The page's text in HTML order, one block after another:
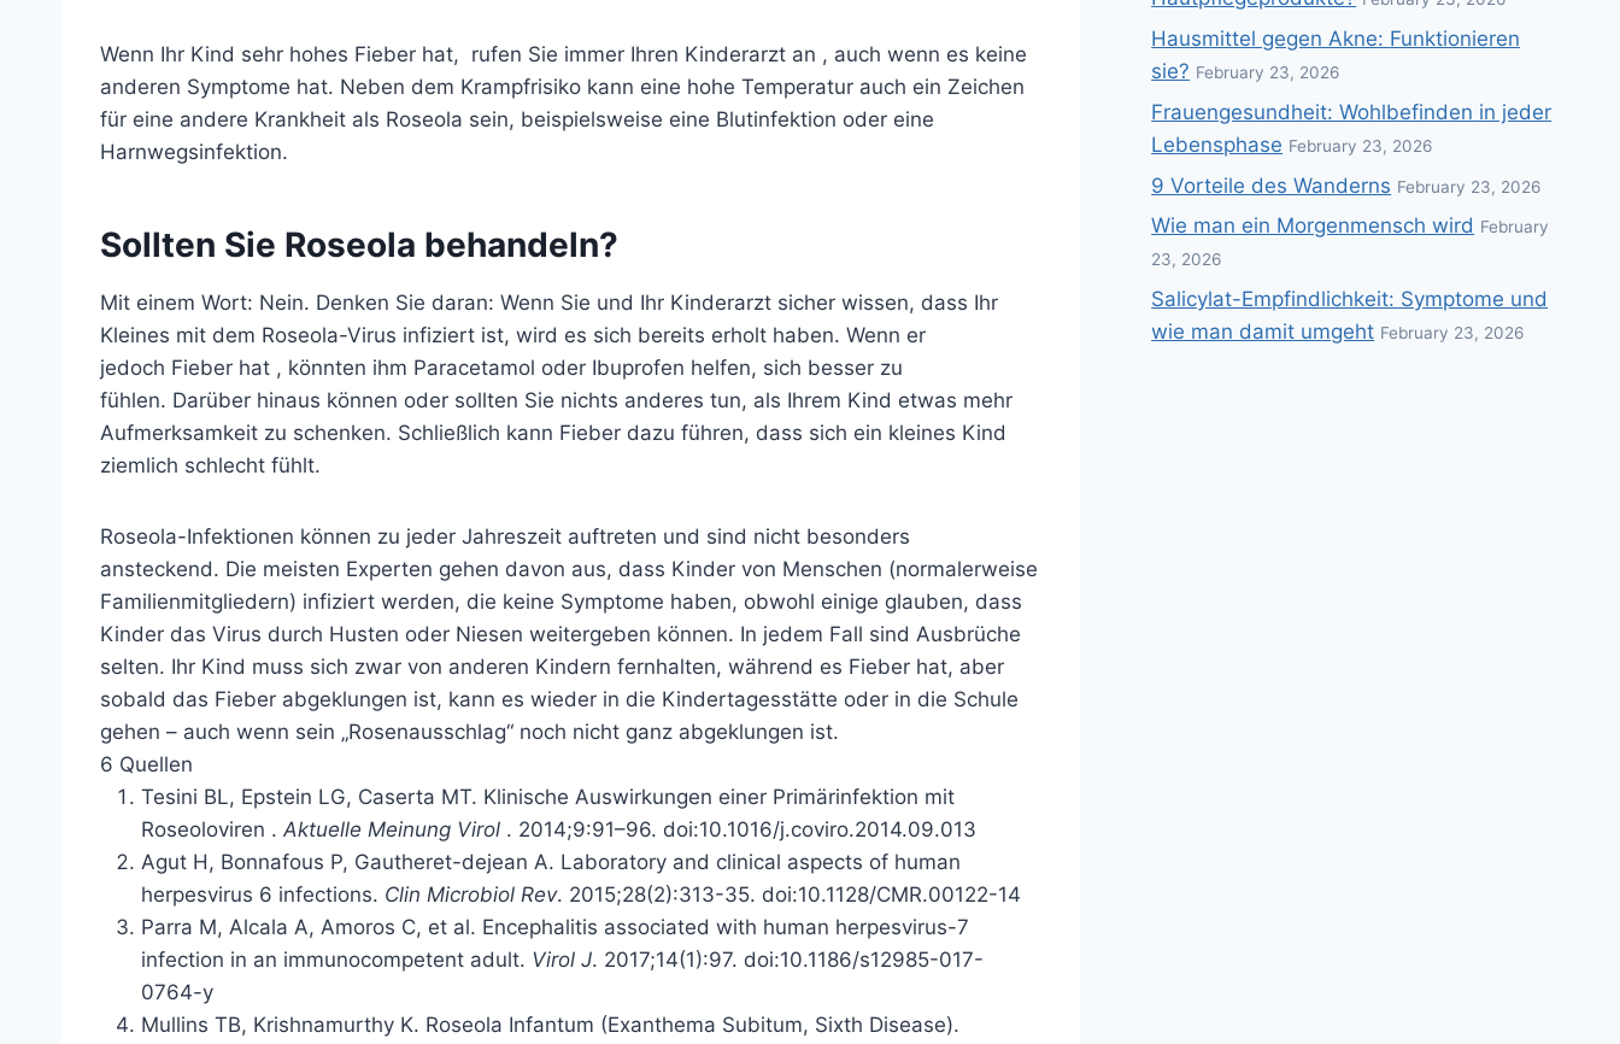
Wenn Ihr Kind sehr hohes Fieber hat, rufen Sie immer Ihren Kinderarzt an , auch wenn es keine
anderen Symptome hat. Neben dem Krampfrisiko kann eine hohe Temperatur auch ein Zeichen
für eine andere Krankheit als Roseola sein, beispielsweise eine Blutinfektion oder eine
Harnwegsinfektion.
Sollten Sie Roseola behandeln?
Mit einem Wort: Nein. Denken Sie daran: Wenn Sie und Ihr Kinderarzt sicher wissen, dass Ihr
Kleines mit dem Roseola-Virus infiziert ist, wird es sich bereits erholt haben. Wenn er
jedoch Fieber hat , könnten ihm Paracetamol oder Ibuprofen helfen, sich besser zu
fühlen. Darüber hinaus können oder sollten Sie nichts anderes tun, als Ihrem Kind etwas mehr
Aufmerksamkeit zu schenken. Schließlich kann Fieber dazu führen, dass sich ein kleines Kind
ziemlich schlecht fühlt.
Roseola-Infektionen können zu jeder Jahreszeit auftreten und sind nicht besonders
ansteckend. Die meisten Experten gehen davon aus, dass Kinder von Menschen (normalerweise
Familienmitgliedern) infiziert werden, die keine Symptome haben, obwohl einige glauben, dass
Kinder das Virus durch Husten oder Niesen weitergeben können. In jedem Fall sind Ausbrüche
selten. Ihr Kind muss sich zwar von anderen Kindern fernhalten, während es Fieber hat, aber
sobald das Fieber abgeklungen ist, kann es wieder in die Kindertagesstätte oder in die Schule
gehen – auch wenn sein „Rosenausschlag“ noch nicht ganz abgeklungen ist.
6 Quellen
Tesini BL, Epstein LG, Caserta MT. Klinische Auswirkungen einer Primärinfektion mit
Roseoloviren . Aktuelle Meinung Virol . 2014;9:91–96. doi:10.1016/j.coviro.2014.09.013
Agut H, Bonnafous P, Gautheret-dejean A. Laboratory and clinical aspects of human
herpesvirus 6 infections. Clin Microbiol Rev. 2015;28(2):313-35. doi:10.1128/CMR.00122-14
Parra M, Alcala A, Amoros C, et al. Encephalitis associated with human herpesvirus-7
infection in an immunocompetent adult. Virol J. 2017;14(1):97. doi:10.1186/s12985-017-
0764-y
Mullins TB, Krishnamurthy K. Roseola Infantum (Exanthema Subitum, Sixth Disease).
Hausmittel gegen Akne: Funktionieren
sie? February 23, 2026
Frauengesundheit: Wohlbefinden in jeder
Lebensphase February 23, 2026
9 Vorteile des Wanderns February 23, 2026
Wie man ein Morgenmensch wird February
23, 2026
Salicylat-Empfindlichkeit: Symptome und
wie man damit umgeht February 23, 2026